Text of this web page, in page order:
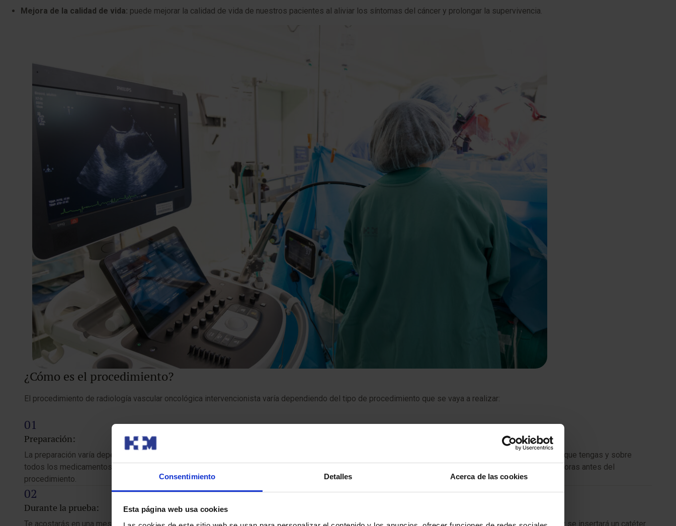
Consentimiento Detalles Acerca de las cookies
Esta página web usa cookies
Mejora de la calidad de vida: puede mejorar la calidad de vida de nuestros pacientes al aliviar los síntomas del cáncer y prolongar la supervivencia.
¿Cómo es el procedimiento?
El procedimiento de radiología vascular oncológica intervencionista varía dependiendo del tipo de procedimiento que se vaya a realizar:
Preparación:
La preparación varía dependiendo del tipo de procedimiento que se vaya a realizar. En general, es importante informar a tu médico sobre cualquier alergia que tengas y sobre
todos los medicamentos que estás tomando, incluyendo los de venta libre y los suplementos. Es posible que se te pida que ayunes durante al menos 6 horas antes del
procedimiento.
Durante la prueba:
Te acostarás en una mesa de rayos X. Se limpiará la piel con un antiséptico y se administrará anestesia local. Se realizará una pequeña incisión en la piel y se insertará un catéter